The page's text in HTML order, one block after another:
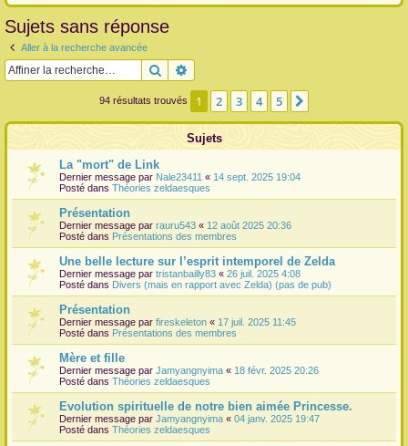
e
c
Sujets sans réponse
Aller à la recherche avancée
Rechercher
94 résultats trouvés 1 2 3 4 5
Sujets
La "mort" de Link
Dernier message par Nale23411 « 14 sept. 2025 19:04
Posté dans Théories zeldaesques
Présentation
Dernier message par rauru543 « 12 août 2025 20:36
Posté dans Présentations des membres
Une belle lecture sur l’esprit intemporel de Zelda
Dernier message par tristanbailly83 « 26 juil. 2025 4:08
Posté dans Divers (mais en rapport avec Zelda) (pas de pub)
Présentation
Dernier message par fireskeleton « 17 juil. 2025 11:45
Posté dans Présentations des membres
Mère et fille
Dernier message par Jamyangnyima « 18 févr. 2025 20:26
Posté dans Théories zeldaesques
Evolution spirituelle de notre bien aimée Princesse.
Dernier message par Jamyangnyima « 04 janv. 2025 19:47
Posté dans Théories zeldaesques